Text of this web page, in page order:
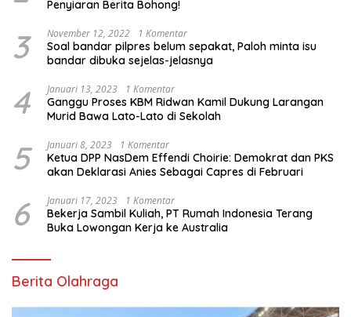
Penyiaran Berita Bohong!
3 November 12, 2022 1 Komentar
Soal bandar pilpres belum sepakat, Paloh minta isu
bandar dibuka sejelas-jelasnya
4 Januari 13, 2023 1 Komentar
Ganggu Proses KBM Ridwan Kamil Dukung Larangan
Murid Bawa Lato-Lato di Sekolah
5 Januari 8, 2023 1 Komentar
Ketua DPP NasDem Effendi Choirie: Demokrat dan PKS
akan Deklarasi Anies Sebagai Capres di Februari
6 Januari 17, 2023 1 Komentar
Bekerja Sambil Kuliah, PT Rumah Indonesia Terang
Buka Lowongan Kerja ke Australia
Berita Olahraga